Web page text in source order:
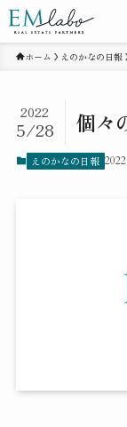
ホーム えのかなの日報
個々
2022
5/28
えのかなの日報